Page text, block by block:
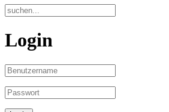
Login